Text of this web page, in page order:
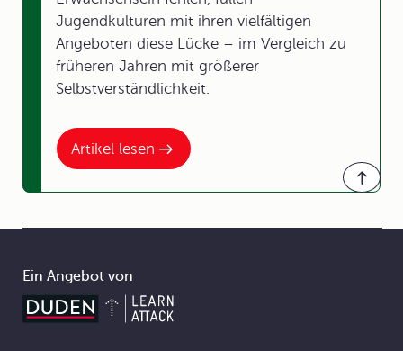
Artikel lesen
Jugendkulturen mit ihren vielfältigen
Angeboten diese Lücke – im Vergleich zu
früheren Jahren mit größerer
Selbstverständlichkeit.
Ein Angebot von